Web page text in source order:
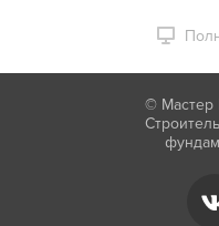
© Мастер